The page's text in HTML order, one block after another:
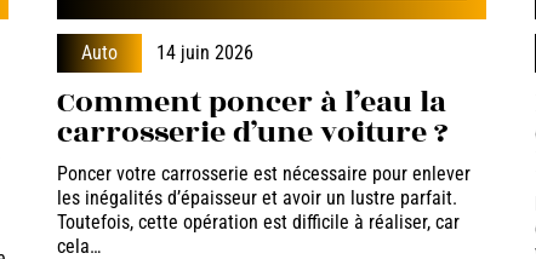
Auto 14 juin 2026
Comment poncer à l’eau la
carrosserie d’une voiture ?
Poncer votre carrosserie est nécessaire pour enlever
les inégalités d’épaisseur et avoir un lustre parfait.
Toutefois, cette opération est difficile à réaliser, car
cela…